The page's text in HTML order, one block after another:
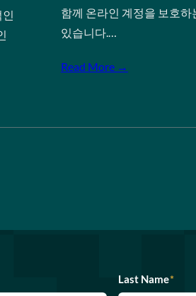
함께 온라인 계정을 보호
있습니다.…
Read More →
Last Name*